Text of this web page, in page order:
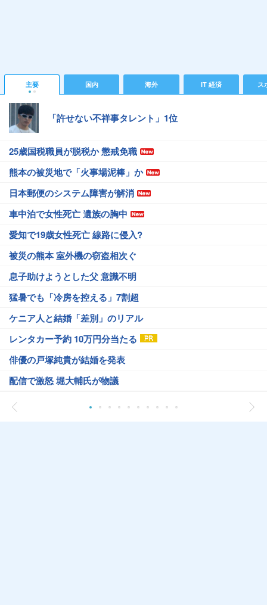
主要 国内 海外 IT 経済 ス
「許せない不祥事タレント」1位
25歳国税職員が脱税か 懲戒免職
熊本の被災地で「火事場泥棒」か
日本郵便のシステム障害が解消
車中泊で女性死亡 遺族の胸中
愛知で19歳女性死亡 線路に侵入?
被災の熊本 室外機の窃盗相次ぐ
息子助けようとした父 意識不明
猛暑でも「冷房を控える」7割超
ケニア人と結婚「差別」のリアル
レンタカー予約 10万円分当たる
俳優の戸塚純貴が結婚を発表
配信で激怒 堀大輔氏が物議